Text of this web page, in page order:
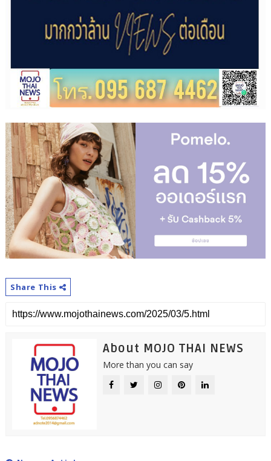
Share This
About MOJO THAI NEWS
More than you can say